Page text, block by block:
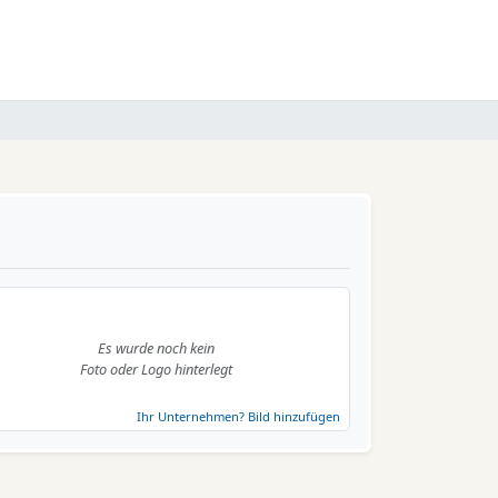
Es wurde noch kein
Foto oder Logo hinterlegt
Ihr Unternehmen? Bild hinzufügen